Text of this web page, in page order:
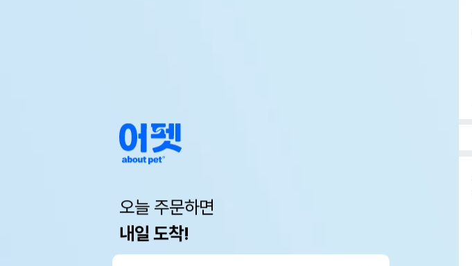
오늘 주문하면
내일 도착!